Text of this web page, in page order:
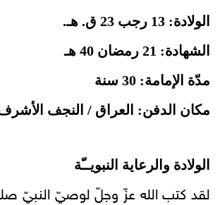
الولادة: 13 رجب 23 ق. هـ.
الشهادة: 21 رمضان 40 هـ
مدّة الإمامة: 30 سنة
مكان الدفن: العراق / النجف
الولادة والرعاية النبويــّة
لقد كتب الله عزّ وجلّ لوصيّ النبيّ